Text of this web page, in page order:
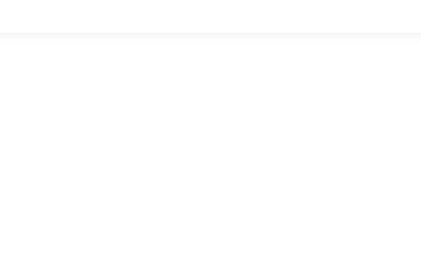
en toute sécurité.
vous en avez besoin.